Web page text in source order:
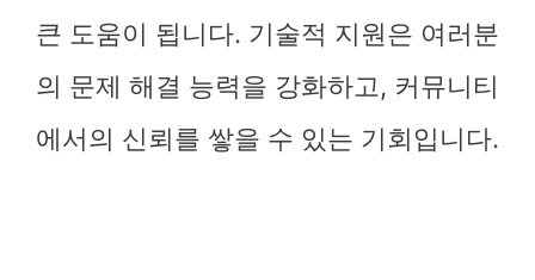
큰 도움이 됩니다. 기술적 지원은 여러분
의 문제 해결 능력을 강화하고, 커뮤니티
에서의 신뢰를 쌓을 수 있는 기회입니다.